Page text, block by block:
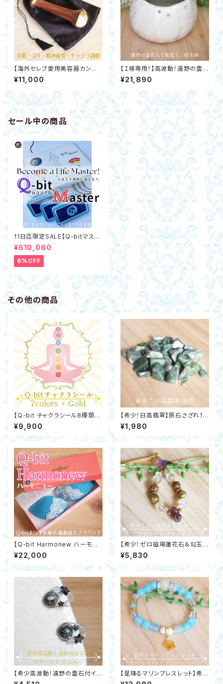
【海外セレブ愛用美容器カンサ
ワンド】アーユルヴェーダ精神疲
労・チャクラ調整・コリ非電動フ
ェイシャルケア
¥11,000
【Ｉ様専用！】高波動！遠野の霊石
入り陶器ミニ植木鉢・吉野桧木
札付き/ハート猫カッサ/カンサワ
ンド3点セット
¥21,890
セール中の商品
11日迄限定SALE【Q-bitマスタ
ー】据え置き型Q-bitホワイト量
子発生装置 最新機器☆数量限
定で豪華特典あり
¥610,060
6%OFF
その他の商品
【Q-bit チャクラシール8種類セ
ット】トルマリン・特殊鉱石入り
チャクラ調整 コリや痛み 気の巡
りに Q-bitホワイト量子
¥9,900
【希少！日高翡翠】原石さざれ10
0ｇ 開運 飛躍 浄化
¥1,980
【Q-bit Harmonew ハーモニ
ュウ】Q-bitホワイト量子振動体
入りブラパッド抗菌防臭加工 乳
がん予防 コラーゲン ハリUP
¥22,000
【希少！ゼロ磁場蓮花石＆勾玉ア
メジスト付ストラップ】ルチルクォ
ーツ・ヘマタイト・水晶 開運 邪
¥5,830
【希少高波動！遠野の霊石付イヤ
ーカフ】アクアマリン・ラブラドラ
【星降るマリンブレスレット】希
少！日高ヒスイ・グリーンベリル・